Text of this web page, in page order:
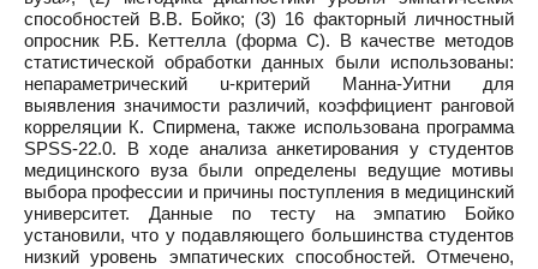
способностей В.В. Бойко; (3) 16 факторный личностный
опросник Р.Б. Кеттелла (форма С). В качестве методов
статистической обработки данных были использованы:
непараметрический u-критерий Манна-Уитни для
выявления значимости различий, коэффициент ранговой
корреляции К. Спирмена, также использована программа
SPSS-22.0. В ходе анализа анкетирования у студентов
медицинского вуза были определены ведущие мотивы
выбора профессии и причины поступления в медицинский
университет. Данные по тесту на эмпатию Бойко
установили, что у подавляющего большинства студентов
низкий уровень эмпатических способностей. Отмечено,